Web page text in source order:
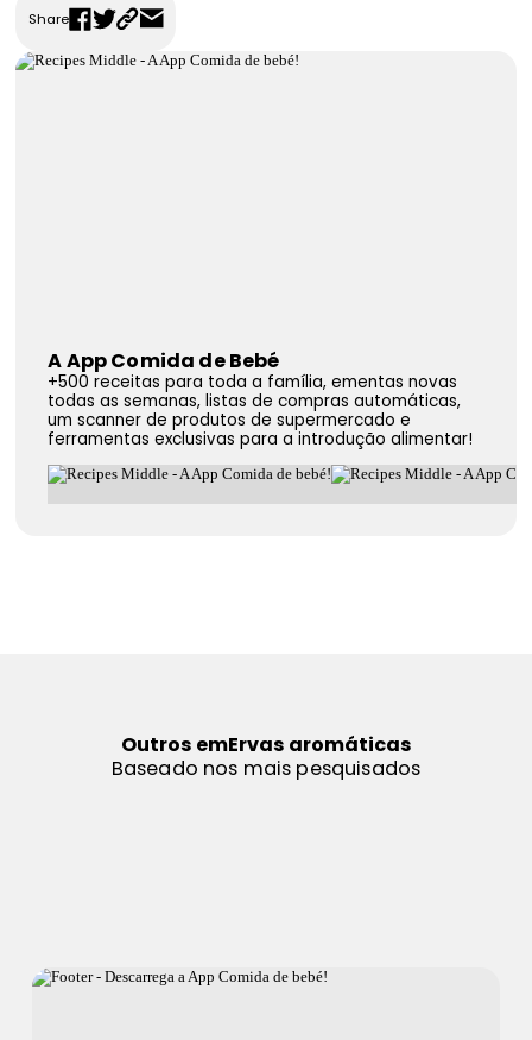
FAQS
Contactos
Share
A App Comida de Bebé
+500 receitas para toda a família, ementas novas
todas as semanas, listas de compras automáticas,
um scanner de produtos de supermercado e
ferramentas exclusivas para a introdução alimentar!
Outros emErvas aromáticas
Baseado nos mais pesquisados